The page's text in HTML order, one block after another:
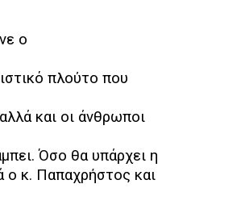
ο
πλούτο που
και οι άνθρωποι
Όσο θα υπάρχει η
ο κ. Παπαχρήστος και